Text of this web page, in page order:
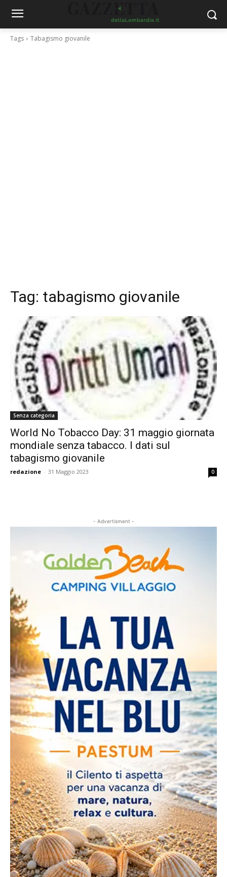
Tags Tabagismo giovanile
Tag: tabagismo giovanile
Senza categoria
World No Tobacco Day: 31 maggio giornata
mondiale senza tabacco. I dati sul
tabagismo giovanile
redazione - 31 Maggio 2023 0
- Advertisment -